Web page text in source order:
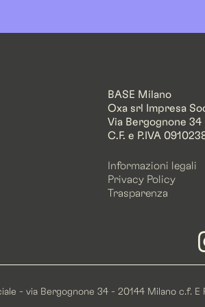
BASE Milano
Oxa srl Impresa
Via Bergognone
C.F. e P.IVA
Informazioni legali
Privacy Policy
Trasparenza
- via Bergognone 34 - 20144 Milano c.f. E